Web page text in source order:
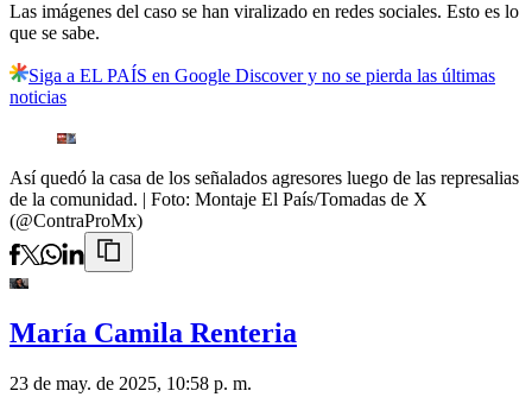
Las imágenes del caso se han viralizado en redes sociales. Esto es lo
que se sabe.
Siga a EL PAÍS en Google Discover y no se pierda las últimas
noticias
Así quedó la casa de los señalados agresores luego de las represalias
de la comunidad. | Foto: Montaje El País/Tomadas de X
(@ContraProMx)
María Camila Renteria
23 de may. de 2025, 10:58 p. m.